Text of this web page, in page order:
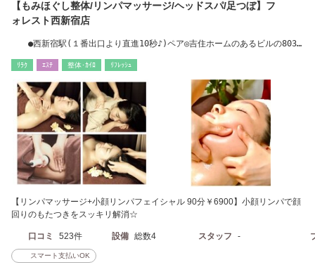
【もみほぐし整体/リンパマッサージ/ヘッドスパ/足つぼ】フ
ォレスト西新宿店
●西新宿駅(１番出口より直進10秒♪)ペア◎吉住ホームのあるビルの803
ﾘﾗｸ ｴｽﾃ 整体･ｶｲﾛ ﾘﾌﾚｯｼｭ
【リンパマッサージ+小顔リンパフェイシャル 90分￥6900】小顔リンパで顔
回りのもたつきをスッキリ解消☆
口コミ 523件 設備 総数4 スタッフ -
スマート支払いOK